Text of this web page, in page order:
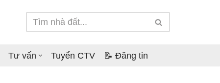
Tư vấn Tuyển CTV 📝 Đăng tin